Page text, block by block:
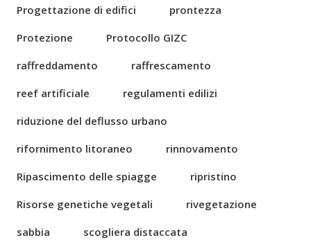
Progettazione di edifici
prontezza
Protezione
Protocollo GIZC
raffreddamento
raffrescamento
reef artificiale
regulamenti edilizi
riduzione del deflusso urbano
rifornimento litoraneo
rinnovamento
Ripascimento delle spiagge
ripristino
Risorse genetiche vegetali
rivegetazione
sabbia
scogliera distaccata